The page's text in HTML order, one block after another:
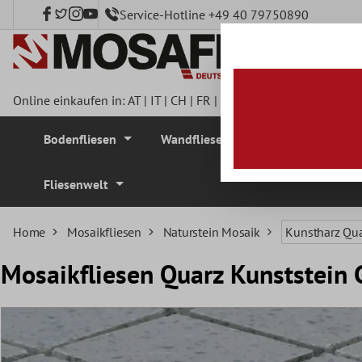
springen Service-Hotline +49 40 79750890
Online einkaufen in:AT| IT| CH | FR |
Bodenfliesen Wandfliesen
Fliesenwelt
Home Mosaikfliesen Naturstein Mosaik Kunstharz
Mosaikfliesen Quarz Kunststein